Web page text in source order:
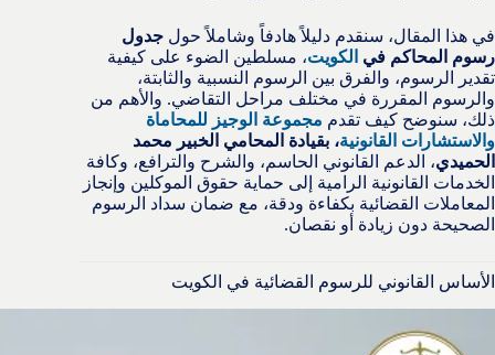
في هذا المقال، سنقدم دليلاً هادفاً وشاملاً حول جدول
رسوم المحاكم في الكويت، مسلطين الضوء على كيفية
تقدير الرسوم، والفرق بين الرسوم النسبية والثابتة،
والرسوم المقررة في مختلف مراحل التقاضي. والأهم من
ذلك، سنوضح كيف تقدم مجموعة الوجيز للمحاماة
والاستشارات القانونية، بقيادة المحامي الخبير محمد
الحميدي، الدعم القانوني الحاسم، والشرح والترافع، وكافة
الخدمات القانونية الرامية إلى حماية حقوق الموكلين وإنجاز
المعاملات القضائية بكفاءة ودقة، مع ضمان سداد الرسوم
الصحيحة دون زيادة أو نقصان.
الأساس القانوني للرسوم القضائية في الكويت